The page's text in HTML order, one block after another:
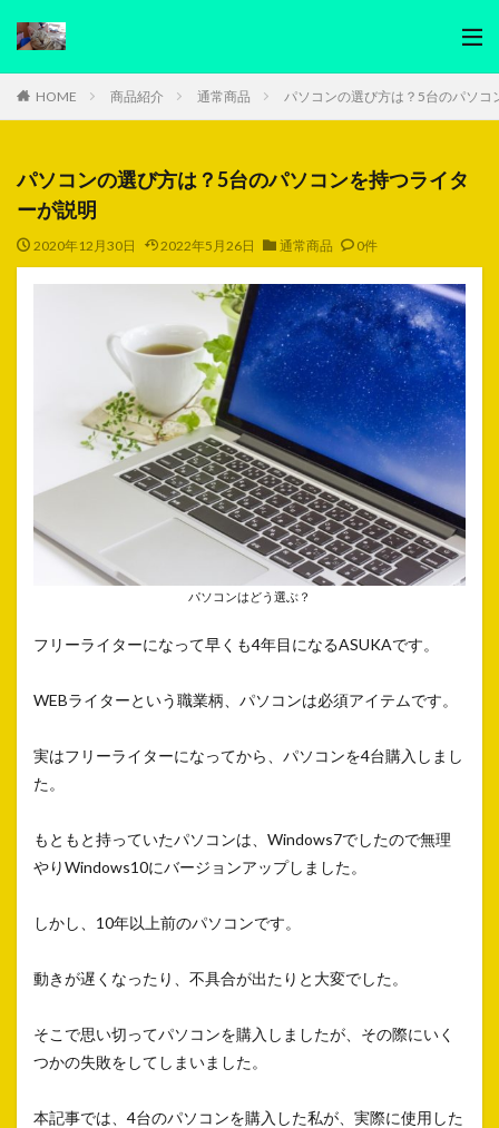
HOME 商品紹介 通常商品 パソコンの選び方は？5台のパソコ
パソコンの選び方は？5台のパソコンを持つライタ
ーが説明
2020年12月30日 2022年5月26日 通常商品 0件
パソコンはどう選ぶ？
フリーライターになって早くも4年目になるASUKAです。
WEBライターという職業柄、パソコンは必須アイテムです。
実はフリーライターになってから、パソコンを4台購入しまし
た。
もともと持っていたパソコンは、Windows7でしたので無理
やりWindows10にバージョンアップしました。
しかし、10年以上前のパソコンです。
動きが遅くなったり、不具合が出たりと大変でした。
そこで思い切ってパソコンを購入しましたが、その際にいく
つかの失敗をしてしまいました。
本記事では、4台のパソコンを購入した私が、実際に使用した